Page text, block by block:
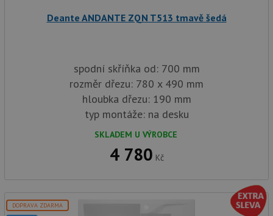
Deante ANDANTE ZQN T513 tmavě šedá
spodní skříňka od: 700 mm
rozměr dřezu: 780 x 490 mm
hloubka dřezu: 190 mm
typ montáže: na desku
SKLADEM U VÝROBCE
4 780 Kč
DOPRAVA ZDARMA